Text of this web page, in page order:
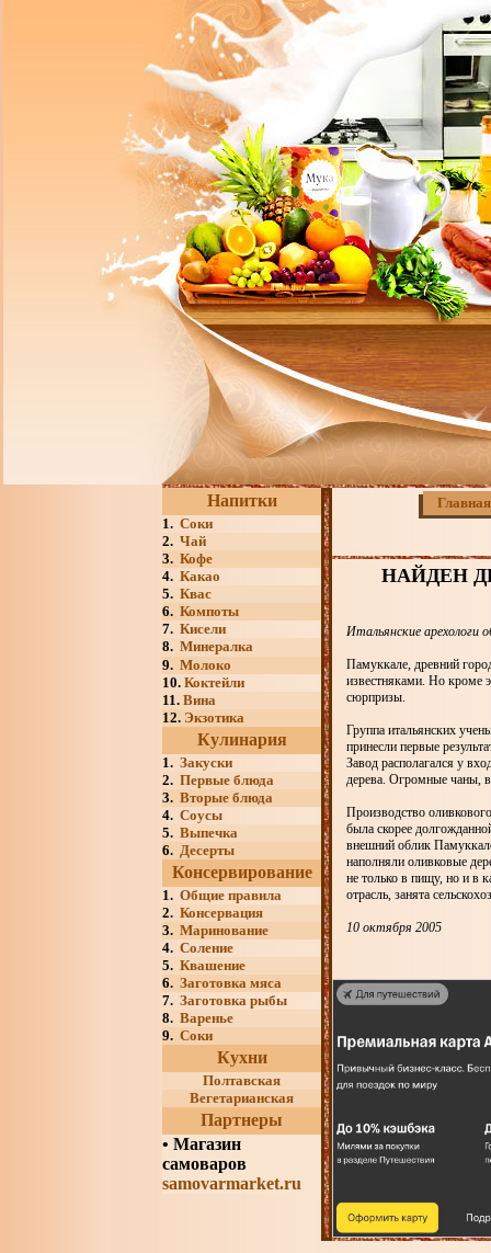
Напитки
1. Соки
2. Чай
3. Кофе
4. Какао
5. Квас
6. Компоты
7. Кисели
8. Минералка
9. Молоко
10. Коктейли
11. Вина
12. Экзотика
Кулинария
1. Закуски
2. Первые блюда
3. Вторые блюда
4. Соусы
5. Выпечка
6. Десерты
Консервирование
1. Общие правила
2. Консервация
3. Маринование
4. Соление
5. Квашение
6. Заготовка мяса
7. Заготовка рыбы
8. Варенье
9. Соки
Кухни
Полтавская
Вегетарианская
Партнеры
• Магазин
самоваров
samovarmarket.ru
Главная
НАЙДЕН
Итальянские арехологи
Памуккале, древний
известняками. Но кроме
сюрпризы.
Группа итальянских
принесли первые
Завод располагался у
дерева. Огромные чаны,
Производство
была скорее
внешний облик
наполняли оливковые
не только в пищу, но и в
отрасль, занята
10 октября 2005